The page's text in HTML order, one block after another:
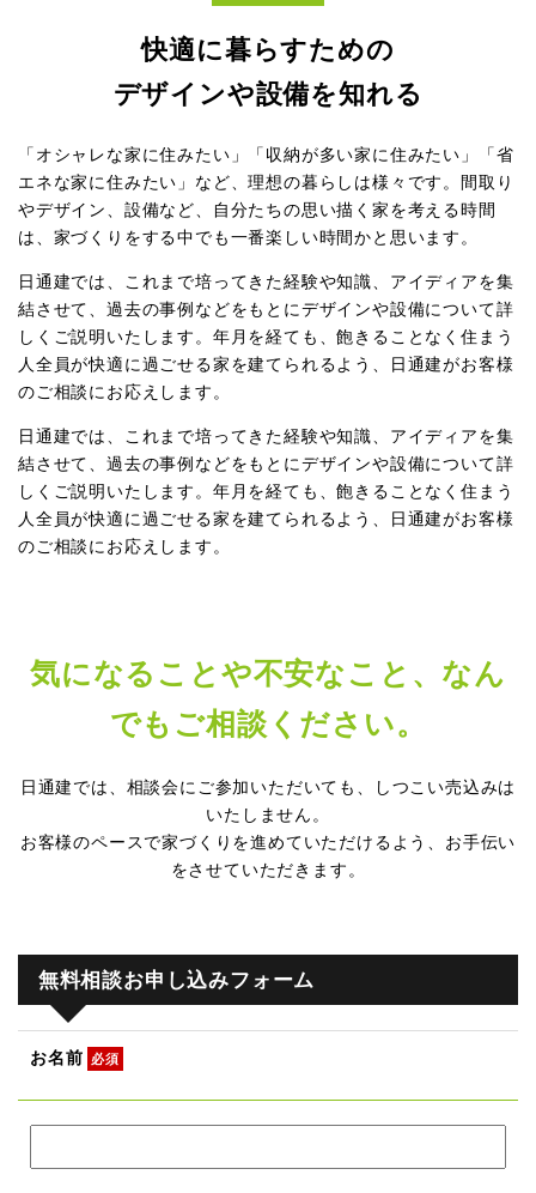
快適に暮らすための
デザインや設備を知れる
「オシャレな家に住みたい」「収納が多い家に住みたい」「省
エネな家に住みたい」など、理想の暮らしは様々です。間取り
やデザイン、設備など、自分たちの思い描く家を考える時間
は、家づくりをする中でも一番楽しい時間かと思います。
日通建では、これまで培ってきた経験や知識、アイディアを集
結させて、過去の事例などをもとにデザインや設備について詳
しくご説明いたします。年月を経ても、飽きることなく住まう
人全員が快適に過ごせる家を建てられるよう、日通建がお客様
のご相談にお応えします。
日通建では、これまで培ってきた経験や知識、アイディアを集
結させて、過去の事例などをもとにデザインや設備について詳
しくご説明いたします。年月を経ても、飽きることなく住まう
人全員が快適に過ごせる家を建てられるよう、日通建がお客様
のご相談にお応えします。
気になることや不安なこと、なん
でもご相談ください。
日通建では、相談会にご参加いただいても、しつこい売込みは
いたしません。
お客様のペースで家づくりを進めていただけるよう、お手伝い
をさせていただきます。
無料相談お申し込みフォーム
お名前 必須